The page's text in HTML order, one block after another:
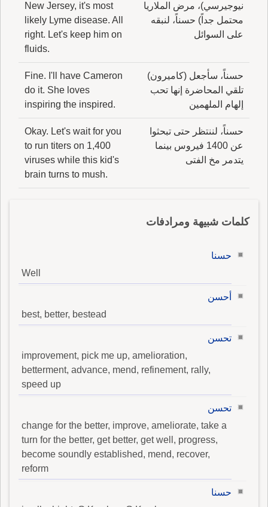
نيوجيرسي)، مرض الملاريا
محتمل جداً) حسناً، لنبقه
على السوائل
New Jersey, it's most
likely Lyme disease. All
right. Let's keep him on
fluids.
حسناً، سأجعل (كاميرون)
تلقي المحاضرة إنها تحب
إلهام الملهمين
Fine. I'll have Cameron
do it. She loves
inspiring the inspired.
حسناً، لننتظر حتى تبحثوا
عن 1400 فيروس بينما
يتدمر مخ الفتى
Okay. Let's wait for you
to run titers on 1,400
viruses while this kid's
brain turns to mush.
كلمات شبيهة ومرادفات
حسنا
Well
أحسن
best, better, bestead
تحسن
improvement, pick me up, amelioration,
betterment, advance, mend, refinement, rally,
speed up
تحسن
change for the better, improve, ameliorate, take a
turn for the better, get better, get well, progress,
become soundly established, mend, recover,
reform
حسنا